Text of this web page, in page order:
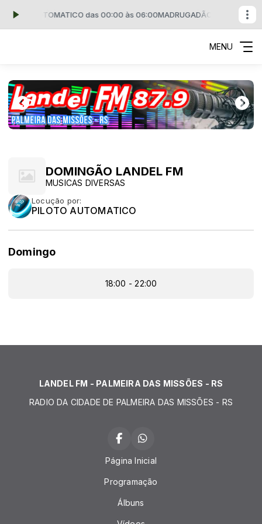
PILOTO AUTOMATICO das 00:00 às 06:00MADRUGADÃO LANDEL FM
MENU
DOMINGÃO LANDEL FM
MUSICAS DIVERSAS
Locução por:
PILOTO AUTOMATICO
Domingo
18:00 - 22:00
LANDEL FM - PALMEIRA DAS MISSÕES - RS
RADIO DA CIDADE DE PALMEIRA DAS MISSÕES - RS
Página Inicial
Programação
Álbuns